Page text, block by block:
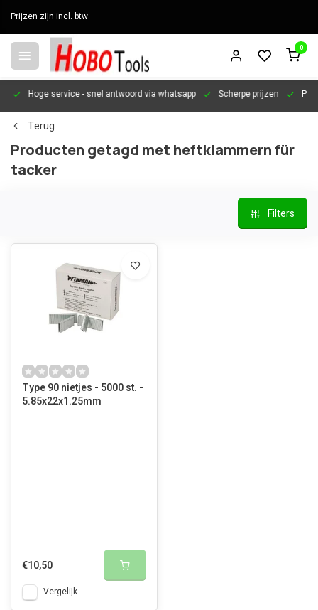
Prijzen zijn incl. btw
0
Hoge service- snel antwoord via whatsapp Scherpe prijzen
Terug
Producten getagd met heftklammern für
tacker
Filters
Type 90 nietjes - 5000 st. -
5.85x22x1.25mm
€10,50
Vergelijk